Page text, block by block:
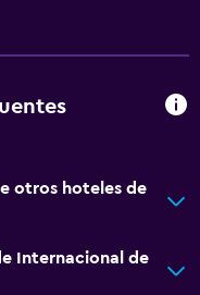
otros hoteles de
Internacional de